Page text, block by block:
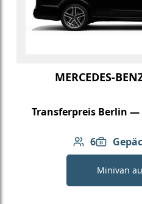
MERCEDES-
Transferpreis Berlin —
6
Anzahl der
6: Gepäck
Minivan